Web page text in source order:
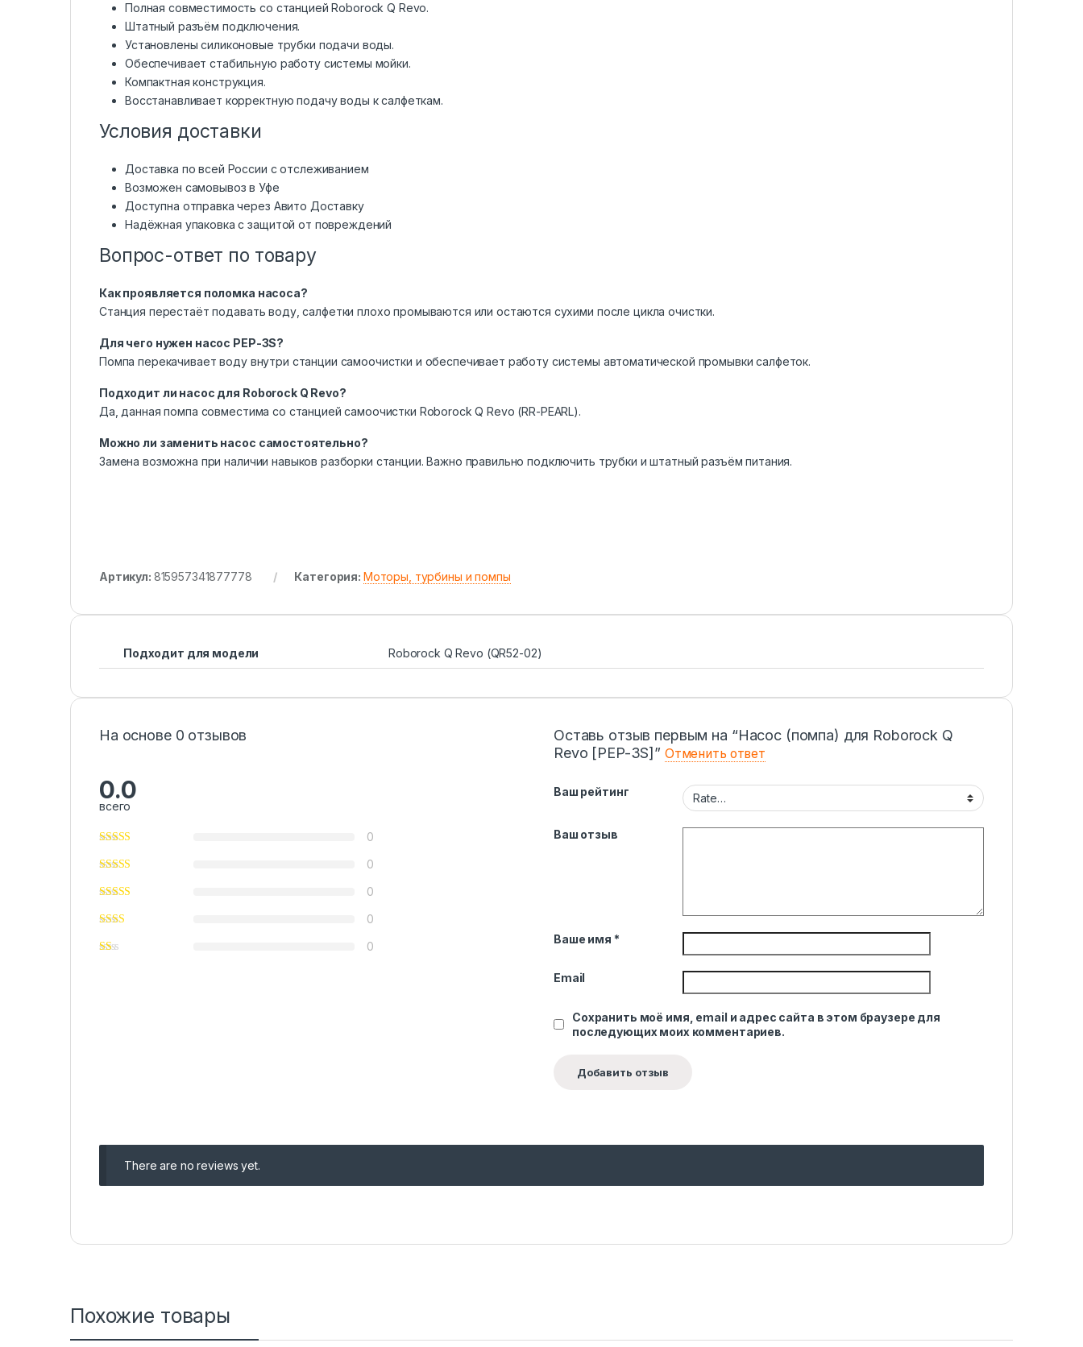
Полная совместимость со станцией Roborock Q Revo.
Штатный разъём подключения.
Установлены силиконовые трубки подачи воды.
Обеспечивает стабильную работу системы мойки.
Компактная конструкция.
Восстанавливает корректную подачу воды к салфеткам.
Условия доставки
Доставка по всей России с отслеживанием
Возможен самовывоз в Уфе
Доступна отправка через Авито Доставку
Надёжная упаковка с защитой от повреждений
Вопрос-ответ по товару
Как проявляется поломка насоса?
Станция перестаёт подавать воду, салфетки плохо промываются или остаются сухими после цикла очистки.
Для чего нужен насос PEP-3S?
Помпа перекачивает воду внутри станции самоочистки и обеспечивает работу системы автоматической промывки салфеток.
Подходит ли насос для Roborock Q Revo?
Да, данная помпа совместима со станцией самоочистки Roborock Q Revo (RR-PEARL).
Можно ли заменить насос самостоятельно?
Замена возможна при наличии навыков разборки станции. Важно правильно подключить трубки и штатный разъём питания.
Артикул: 815957341877778 Категория: Моторы, турбины и помпы
Подходит для модели Roborock Q Revo (QR52-02)
На основе 0 отзывов
0.0
всего
0
0
0
0
0
Оставь отзыв первым на “Насос (помпа) для Roborock Q
Revo [PEP-3S]” Отменить ответ
Ваш рейтинг
Ваш отзыв
Ваше имя *
Email
Сохранить моё имя, email и адрес сайта в этом браузере для
последующих моих комментариев.
There are no reviews yet.
Похожие товары